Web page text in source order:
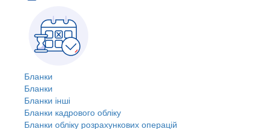
Бланки
Бланки
Бланки інші
Бланки кадрового обліку
Бланки обліку розрахункових операцій